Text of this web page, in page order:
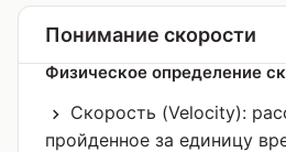
Понимание скорости
Физическое определение
Скорость (Velocity):
пройденное за единицу